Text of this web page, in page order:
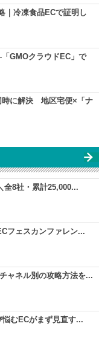
｜冷凍食品ECで証明し
GMOクラウドEC」で
時に解決 地区宅便×「ナ
全8社・累計25,000...
フェスカンファレン...
ャネル別の攻略方法を...
むECがまず見直す...